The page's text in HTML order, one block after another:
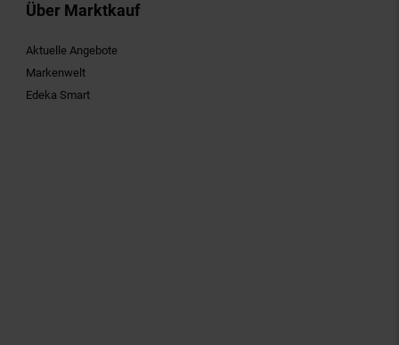
Über Marktkauf
Aktuelle Angebote
Markenwelt
Edeka Smart